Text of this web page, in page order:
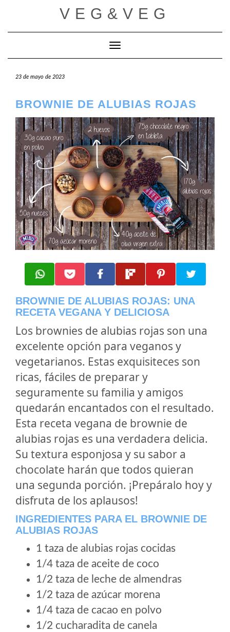
VEG&VEG
Cambiar modo de navegación
23 de mayo de 2023
BROWNIE DE ALUBIAS ROJAS
BROWNIE DE ALUBIAS ROJAS: UNA
RECETA VEGANA Y DELICIOSA
Los brownies de alubias rojas son una
excelente opción para veganos y
vegetarianos. Estas exquisiteces son
ricas, fáciles de preparar y
seguramente su familia y amigos
quedarán encantados con el resultado.
Esta receta vegana de brownie de
alubias rojas es una verdadera delicia.
Su textura esponjosa y su sabor a
chocolate harán que todos quieran
una segunda porción. ¡Prepáralo hoy y
disfruta de los aplausos!
INGREDIENTES PARA EL BROWNIE DE
ALUBIAS ROJAS
1 taza de alubias rojas cocidas
1/4 taza de aceite de coco
1/2 taza de leche de almendras
1/2 taza de azúcar morena
1/4 taza de cacao en polvo
1/2 cucharadita de canela